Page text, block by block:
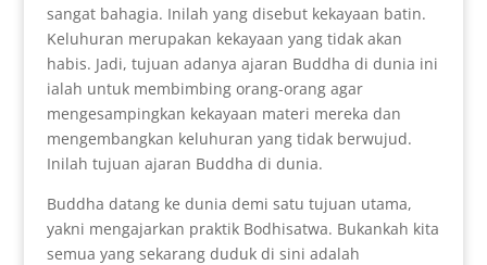
sangat bahagia. Inilah yang disebut kekayaan batin.
Keluhuran merupakan kekayaan yang tidak akan
habis. Jadi, tujuan adanya ajaran Buddha di dunia ini
ialah untuk membimbing orang-orang agar
mengesampingkan kekayaan materi mereka dan
mengembangkan keluhuran yang tidak berwujud.
Inilah tujuan ajaran Buddha di dunia.
Buddha datang ke dunia demi satu tujuan utama,
yakni mengajarkan praktik Bodhisatwa. Bukankah kita
semua yang sekarang duduk di sini adalah